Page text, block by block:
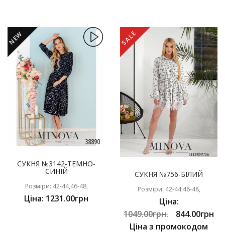
NEW
СУКНЯ №3142-ТЕМНО-
СИНІЙ
Розміри: 42-44,46-48,
Ціна: 1231.00грн
SALE
СУКНЯ №756-БІЛИЙ
Розміри: 42-44,46-48,
Ціна:
1049.00грн.
844.00грн
Ціна з промокодом